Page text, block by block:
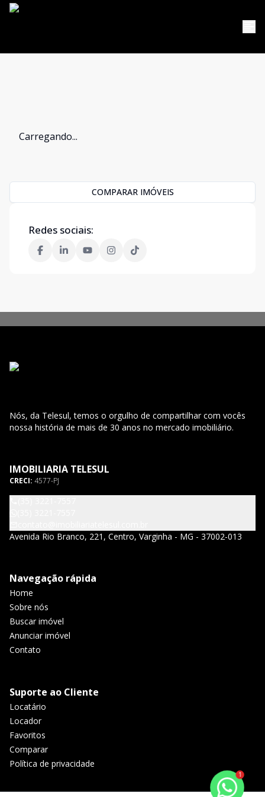
Carregando...
COMPARAR IMÓVEIS
Redes sociais:
Nós, da Telesul, temos o orgulho de compartilhar com vocês
nossa história de mais de 30 anos no mercado imobiliário.
IMOBILIARIA TELESUL
CRECI: 4577-PJ
Avenida Rio Branco, 221, Centro, Varginha - MG - 37002-013
Navegação rápida
Home
Sobre nós
Buscar imóvel
Anunciar imóvel
Contato
Suporte ao Cliente
Locatário
Locador
Favoritos
Comparar
Política de privacidade
1